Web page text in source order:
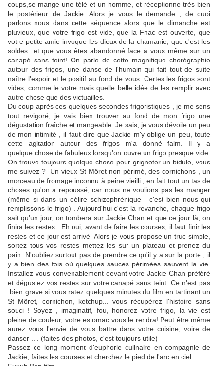
coups,se mange une télé et un homme, et réceptionne très bien
le postérieur de Jackie. Alors je vous le demande , de quoi
parlons nous dans cette séquence alors que le dimanche est
pluvieux, que votre frigo est vide, que la Fnac est ouverte, que
votre petite amie invoque les dieux de la chamanie, que c'est les
soldes et que vous êtes abandonné face à vous même sur un
canapé sans teint! On parle de cette magnifique chorégraphie
autour des frigos, une danse de l'humain qui fait tout de suite
naître l'espoir et le positif au fond de vous. Certes les frigos sont
vides, comme le votre mais quelle belle idée de les remplir avec
autre chose que des victuailles.
Du coup après ces quelques secondes frigoristiques , je me sens
tout revigoré, je vais bien trouver au fond de mon frigo une
dégustation fraîche et mangeable. Je sais, je vous dévoile un peu
de mon intimité , il faut dire que Jackie m'y oblige un peu, toute
cette agitation autour des frigos m'a donné faim. Il y a
quelque chose de fabuleux lorsqu'on ouvre un frigo presque vide.
On trouve toujours quelque chose pour grignoter un bidule, vous
me suivez ? Un vieux St Môret non périmé, des cornichons , un
morceau de fromage inconnu à peine vieilli , en fait tout un tas de
choses qu'on a repoussé, car nous ne voulions pas les manger
(même si dans un délire schizophrénique , c'est bien nous qui
remplissons le frigo) . Aujourd'hui c'est la revanche, chaque frigo
sait qu'un jour, on tombera sur Jackie Chan et que ce jour là, on
finira les restes. Eh oui, avant de faire les courses, il faut finir les
restes et ce jour est arrivé. Alors je vous propose un truc simple,
sortez tous vos restes mettez les sur un plateau et prenez du
pain. N'oubliez surtout pas de prendre ce qu'il y a sur la porte , il
y a bien des fois où quelques sauces périmées sauvent la vie.
Installez vous convenablement devant votre Jackie Chan préféré
et dégustez vos restes sur votre canapé sans teint. Ce n'est pas
bien grave si vous ratez quelques minutes du film en tartinant un
St Môret, cornichon, ketchup... vous récupérez l'histoire sans
souci ! Soyez , imaginatif, fou, honorez votre frigo, la vie est
pleine de couleur, votre estomac vous le rendra! Peut être même
aurez vous l'envie de vous battre dans votre cuisine, voire de
danser .... (faites des photos, c'est toujours utile)
Passez ce long moment d'euphorie culinaire en compagnie de
Jackie, faites les courses et cherchez le pied de l'arc en ciel.